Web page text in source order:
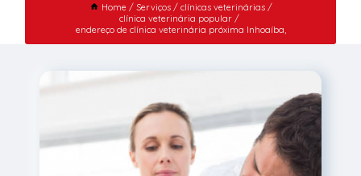
Home Serviços
clínicas veterinárias
clínica veterinária popular
endereço de clínica veterinária próxima Inhoaíba,